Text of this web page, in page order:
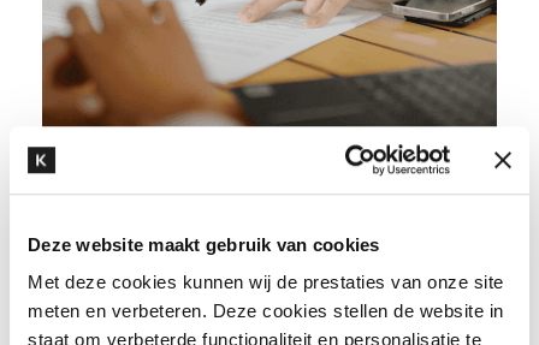
Deze website maakt gebruik van cookies
Met deze cookies kunnen wij de prestaties van onze site
meten en verbeteren. Deze cookies stellen de website in
staat om verbeterde functionaliteit en personalisatie te
Kennisbank_arbeidsrecht
arbeidsongeschiktheid